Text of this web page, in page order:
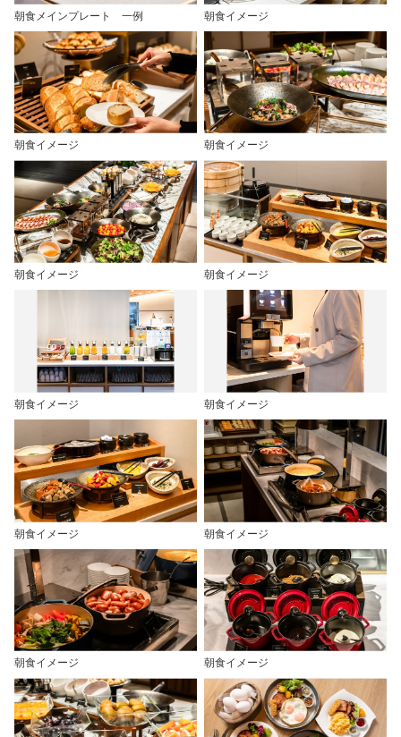
朝食メインプレート 一例 朝食イメージ
朝食イメージ 朝食イメージ
朝食イメージ 朝食イメージ
朝食イメージ 朝食イメージ
朝食イメージ 朝食イメージ
朝食イメージ 朝食イメージ